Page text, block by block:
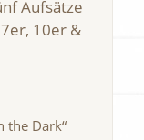
Aufsätze
10er &
the Dark“